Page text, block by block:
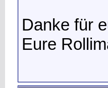
Danke für
Eure